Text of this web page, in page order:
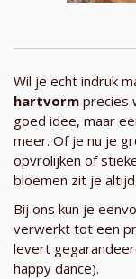
Wil je echt indruk
hartvorm precies
goed idee, maar
meer. Of je nu je
opvrolijken of
bloemen zit je
Bij ons kun je
verwerkt tot een
levert
happy dance).